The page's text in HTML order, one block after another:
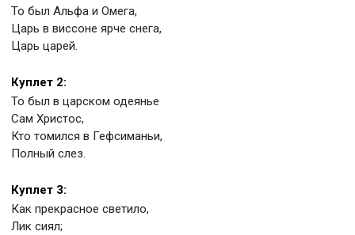
То был Альфа и Омега,
Царь в виссоне ярче снега,
Царь царей.
Куплет 2:
То был в царском одеянье
Сам Христос,
Кто томился в Гефсиманьи,
Полный слез.
Куплет 3:
Как прекрасное светило,
Лик сиял;